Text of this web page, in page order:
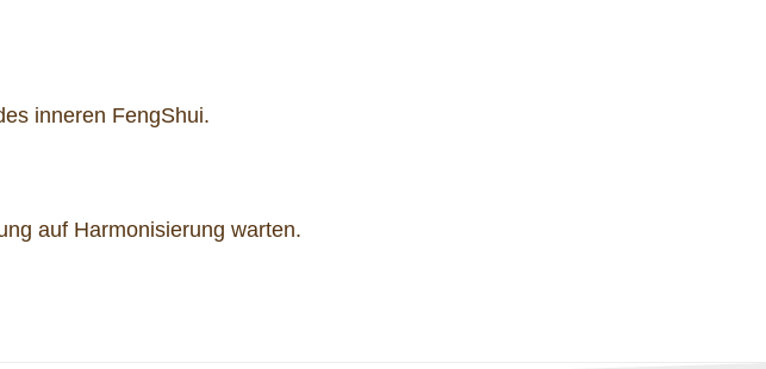
inneren FengShui.
auf Harmonisierung warten.